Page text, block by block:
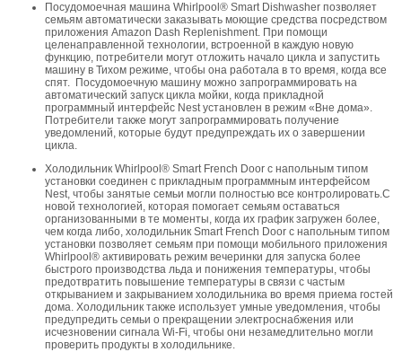
Посудомоечная машина Whirlpool® Smart Dishwasher позволяет
семьям автоматически заказывать моющие средства посредством
приложения Amazon Dash Replenishment. При помощи
целенаправленной технологии, встроенной в каждую новую
функцию, потребители могут отложить начало цикла и запустить
машину в Тихом режиме, чтобы она работала в то время, когда все
спят. Посудомоечную машину можно запрограммировать на
автоматический запуск цикла мойки, когда прикладной
программный интерфейс Nest установлен в режим «Вне дома».
Потребители также могут запрограммировать получение
уведомлений, которые будут предупреждать их о завершении
цикла.
Холодильник Whirlpool® Smart French Door с напольным типом
установки соединен с прикладным программным интерфейсом
Nest, чтобы занятые семьи могли полностью все контролировать.С
новой технологией, которая помогает семьям оставаться
организованными в те моменты, когда их график загружен более,
чем когда либо, холодильник Smart French Door с напольным типом
установки позволяет семьям при помощи мобильного приложения
Whirlpool® активировать режим вечеринки для запуска более
быстрого производства льда и понижения температуры, чтобы
предотвратить повышение температуры в связи с частым
открыванием и закрыванием холодильника во время приема гостей
дома. Холодильник также использует умные уведомления, чтобы
предупредить семьи о прекращении электроснабжения или
исчезновении сигнала Wi-Fi, чтобы они незамедлительно могли
проверить продукты в холодильнике.